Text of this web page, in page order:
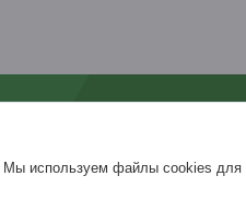
Доставка и оплата
Мы используем файлы cookies для